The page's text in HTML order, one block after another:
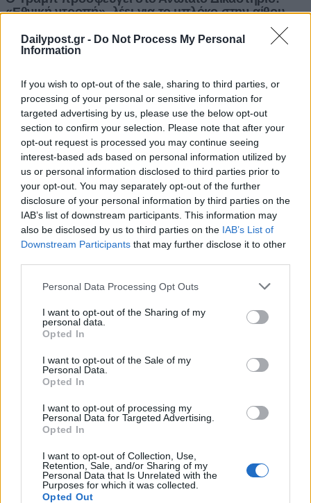
Dailypost.gr - Do Not Process My Personal
Information
If you wish to opt-out of the sale, sharing to third parties, or
processing of your personal or sensitive information for
targeted advertising by us, please use the below opt-out
section to confirm your selection. Please note that after your
opt-out request is processed you may continue seeing
interest-based ads based on personal information utilized by
us or personal information disclosed to third parties prior to
your opt-out. You may separately opt-out of the further
disclosure of your personal information by third parties on the
IAB’s list of downstream participants. This information may
also be disclosed by us to third parties on the IAB’s List of
Downstream Participants that may further disclose it to other
Personal Data Processing Opt Outs
I want to opt-out of the Sharing of my
personal data.
Opted In
I want to opt-out of the Sale of my
Personal Data.
Opted In
I want to opt-out of processing my
Personal Data for Targeted Advertising.
Opted In
I want to opt-out of Collection, Use,
Retention, Sale, and/or Sharing of my
Personal Data that Is Unrelated with the
Purposes for which it was collected.
Opted Out